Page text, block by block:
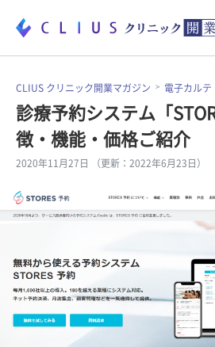
お役立ち資料 運
開業医のリアル
電子カルテ・ICT 医
集患のコツ セ
CLIUS クリニック開業マガジン 電子カルテ
診療予約システム「
徴・機能・価格ご紹介
2020年11月27日 （更新：2022年6月23日）